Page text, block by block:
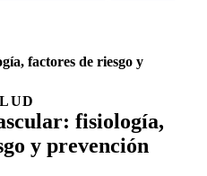
factores de riesgo y
fisiología,
y prevención